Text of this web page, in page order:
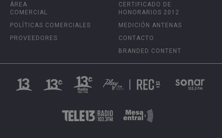
ÁREA
COMERCIAL
POLÍTICAS COMERCIALES
PROVEEDORES
CERTIFICADO DE
HONORARIOS 2012
MEDICIÓN ANTENAS
CONTACTO
BRANDED CONTENT